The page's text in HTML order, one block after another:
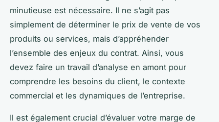
minutieuse est nécessaire. Il ne s’agit pas
simplement de déterminer le prix de vente de vos
produits ou services, mais d’appréhender
l’ensemble des enjeux du contrat. Ainsi, vous
devez faire un travail d’analyse en amont pour
comprendre les besoins du client, le contexte
commercial et les dynamiques de l’entreprise.
Il est également crucial d’évaluer votre marge de